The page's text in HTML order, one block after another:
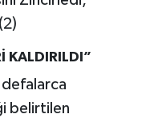
KALDIRILDI”
belirtilen